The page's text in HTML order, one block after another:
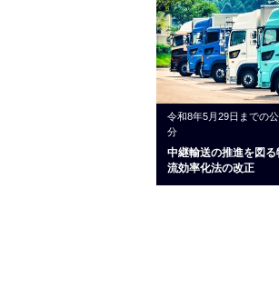
令和8年5月29日までの
分
中継輸送の推進を図る
流効率化法の改正